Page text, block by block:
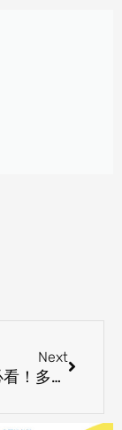
Next
美研申请必看！多所高校公布23Fall 申请开放及截止日期